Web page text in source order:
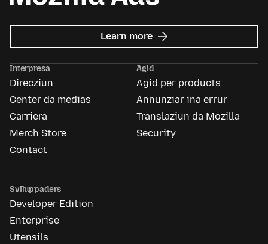
Learn more about
Mozilla
Interpresa
Direcziun
Center da medias
Carriera
Merch Store
Contact
Agid
Agid per products
Annunziar ina errur
Translaziun da Mozilla
Security
Sviluppaders
Developer Edition
Enterprise
Utensils